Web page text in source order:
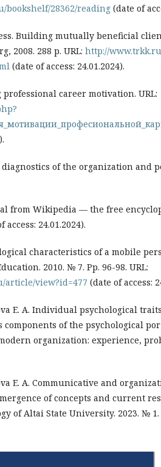
bookshelf/28362/reading (date of
Building mutually beneficial
2008. 288 р. URL: http://
(date of access: 24.01.2024).
career motivation. URL:
diagnostics of the organization and
from Wikipedia — the free
access: 24.01.2024).
characteristics of a mobile
2010. № 7. Pp. 96-98. URL:
article/view?id=477 (date of access:
E. A. Individual psychological
of the psychological
organization: experience,
E. A. Communicative and
of concepts and current
of Altai State University. 2023. № 1.